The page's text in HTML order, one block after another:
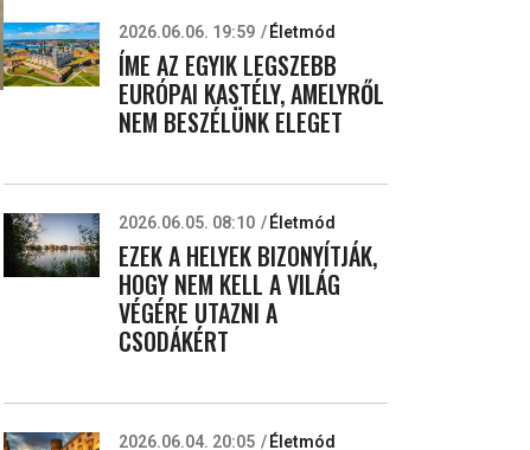
2026.06.06. 19:59 Életmód
ÍME AZ EGYIK LEGSZEBB
EURÓPAI KASTÉLY, AMELYRŐL
NEM BESZÉLÜNK ELEGET
2026.06.05. 08:10 Életmód
EZEK A HELYEK BIZONYÍTJÁK,
HOGY NEM KELL A VILÁG
VÉGÉRE UTAZNI A
CSODÁKÉRT
2026.06.04. 20:05 Életmód